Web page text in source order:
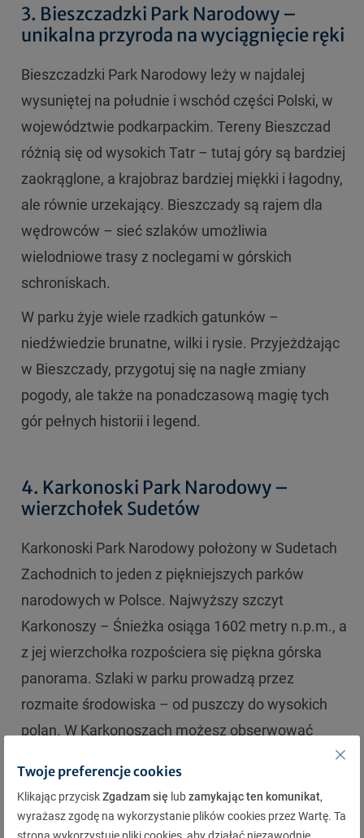
3. Bieszczadzki Park Narodowy –
unikalna przyroda na wyciągnięcie ręki
Bieszczadzki Park Narodowy leży w najdalej
wysuniętej na południe i wschód części Polski, w
województwie podkarpackim. Tereny Bieszczad
różnią się od wysokich Tatr – tutaj góry są bardziej
zaokrąglone, a krajobraz bardziej miękki i łagodny,
ale równie urzekający. Bieszczady są rajem dla
wędrowców – sieć szlaków umożliwia
wielodniowe trasy z noclegami w górskich
schroniskach.
W parku żyje wiele rzadkich gatunków –
niedźwiedzie brunatne, wilki i rysie. Przyjeżdżając
w Bieszczady, przygotuj się na nagłe zmiany
pogody, ale także na ponadczasową magię tych
gór pełnych historii i legend.
4. Karkonoski Park Narodowy –
wierzchołek Sudetów
Karkonoski Park Narodowy położony w Sudetach
Zachodnich to jeden z piękniejszych parków
narodowych w Polsce. Najwyższy szczyt
Karkonoszy – Śnieżka osiąga 1602 metry n.p.m., a
z jej wierzchołka rozpościera się piękna górska
panorama. Szlaki w parku prowadzą przez
rozmaite środowiska – od puszczy do wysokich
polan. W Karkonoszach możesz obserwować
wydry.
Twoje preferencje cookies
Klikając przyciskZgadzam się lubzamykając ten komunikat,
wyrażasz zgodę na wykorzystanie plików cookies przez Wartę. Ta
strona wykorzystuje pliki cookies, aby działać niezawodnie